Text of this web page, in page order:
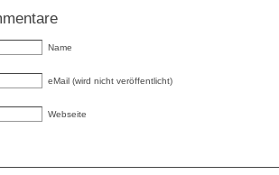
Name
eMail (wird nicht veröffentlicht)
Webseite